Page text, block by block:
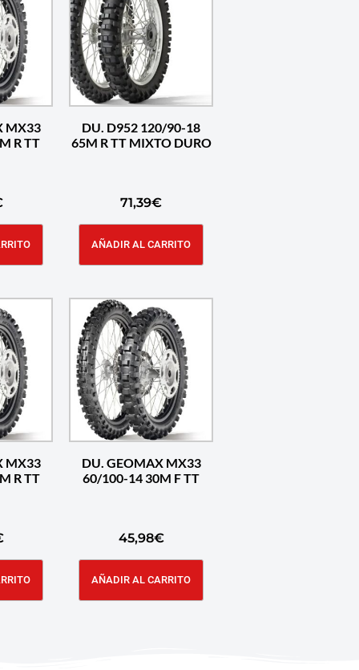
MX33
R TT
DU. D952 120/90-18
65M R TT MIXTO DURO
71,39€
AÑADIR AL CARRITO
MX33
R TT
DU. GEOMAX MX33
60/100-14 30M F TT
45,98€
AÑADIR AL CARRITO